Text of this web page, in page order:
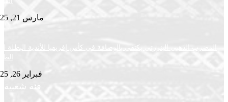
الذهبي البنزرتي يكتفي بالوصافة في كأس إفريقيا للأندية البطلة لكرة
فئة شعبية